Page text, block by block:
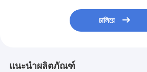
চালিয়ে
แนะนำผลิตภัณฑ์